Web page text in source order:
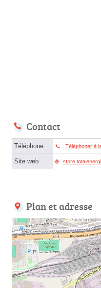
Contact
Téléphone Téléphoner à
Site web
Plan et adresse